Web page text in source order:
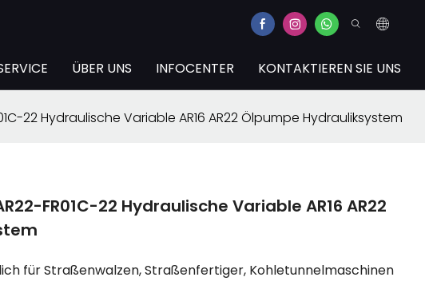
ÜBER UNS INFOCENTER KONTAKTIEREN SIE UNS
22 Hydraulische Variable AR16 AR22 Ölpumpe Hydrauliksystem
FR01C-22 Hydraulische Variable AR16 AR22
für Straßenwalzen, Straßenfertiger, Kohletunnelmaschinen